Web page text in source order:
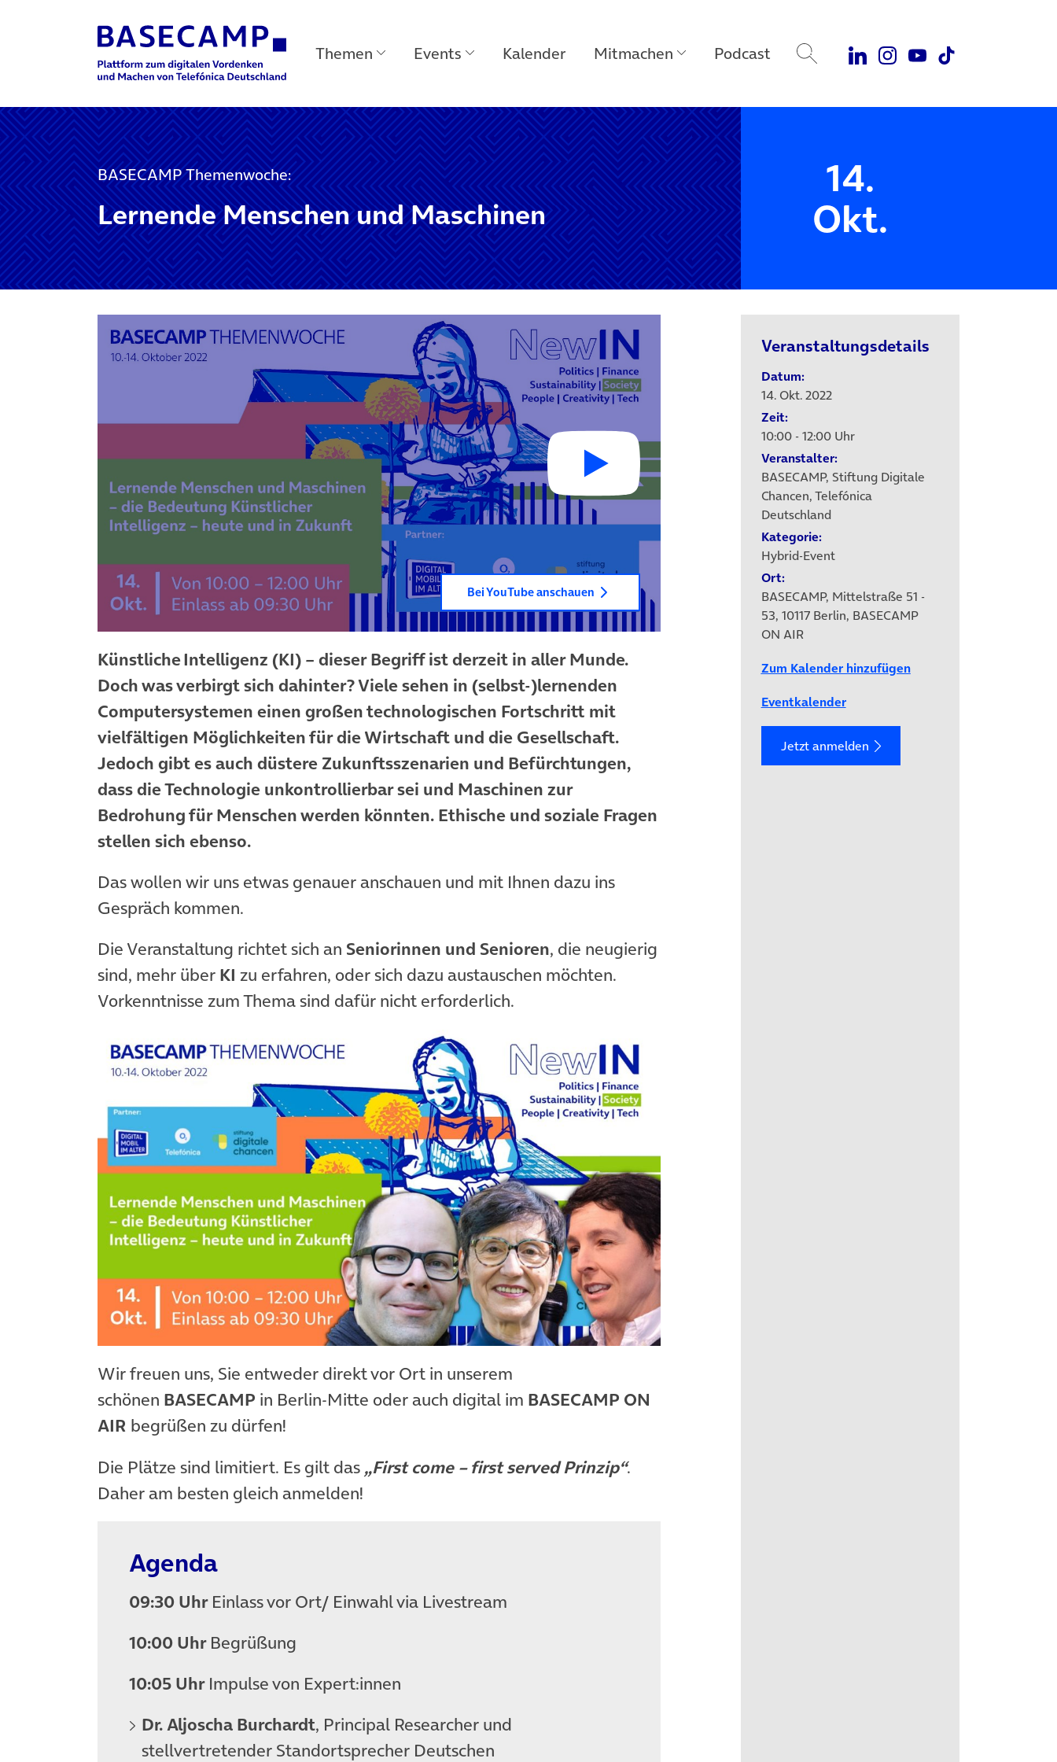
Main Navigation Themen Events Kalender Mitmachen Podcast
BASECAMP Themenwoche:
Lernende Menschen und Maschinen
14.
Okt.
Bei YouTube anschauen
Künstliche Intelligenz (KI) – dieser Begriff ist derzeit in aller Munde.
Doch was verbirgt sich dahinter? Viele sehen in (selbst-)lernenden
Computersystemen einen großen technologischen Fortschritt mit
vielfältigen Möglichkeiten für die Wirtschaft und die Gesellschaft.
Jedoch gibt es auch düstere Zukunftsszenarien und Befürchtungen,
dass die Technologie unkontrollierbar sei und Maschinen zur
Bedrohung für Menschen werden könnten. Ethische und soziale Fragen
stellen sich ebenso.
Das wollen wir uns etwas genauer anschauen und mit Ihnen dazu ins
Gespräch kommen.
Die Veranstaltung richtet sich an Seniorinnen und Senioren, die neugierig
sind, mehr über KI zu erfahren, oder sich dazu austauschen möchten.
Vorkenntnisse zum Thema sind dafür nicht erforderlich.
Wir freuen uns, Sie entweder direkt vor Ort in unserem
schönen BASECAMP in Berlin-Mitte oder auch digital im BASECAMP ON
AIR begrüßen zu dürfen!
Die Plätze sind limitiert. Es gilt das „First come – first served Prinzip“.
Daher am besten gleich anmelden!
Agenda
09:30 UhrEinlass vor Ort/ Einwahl via Livestream
10:00 UhrBegrüßung
10:05 UhrImpulse von Expert:innen
Dr. Aljoscha Burchardt, Principal Researcher und
stellvertretender Standortsprecher Deutschen
Veranstaltungsdetails
Datum:
14. Okt. 2022
Zeit:
10:00 - 12:00 Uhr
Veranstalter:
BASECAMP, Stiftung Digitale
Chancen, Telefónica
Deutschland
Kategorie:
Hybrid-Event
Ort:
BASECAMP, Mittelstraße 51 -
53, 10117 Berlin, BASECAMP
ON AIR
Zum Kalender hinzufügen
Eventkalender
Jetzt anmelden